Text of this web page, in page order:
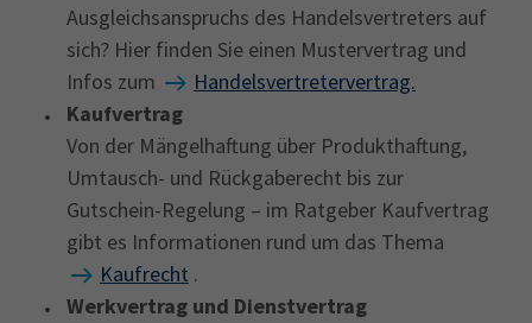
Ausgleichsanspruchs des Handelsvertreters auf
sich? Hier finden Sie einen Mustervertrag und
Infos zum
Handelsvertretervertrag.
Kaufvertrag
Von der Mängelhaftung über Produkthaftung,
Umtausch- und Rückgaberecht bis zur
Gutschein-Regelung – im Ratgeber Kaufvertrag
gibt es Informationen rund um das Thema
Kaufrecht .
Werkvertrag und Dienstvertrag